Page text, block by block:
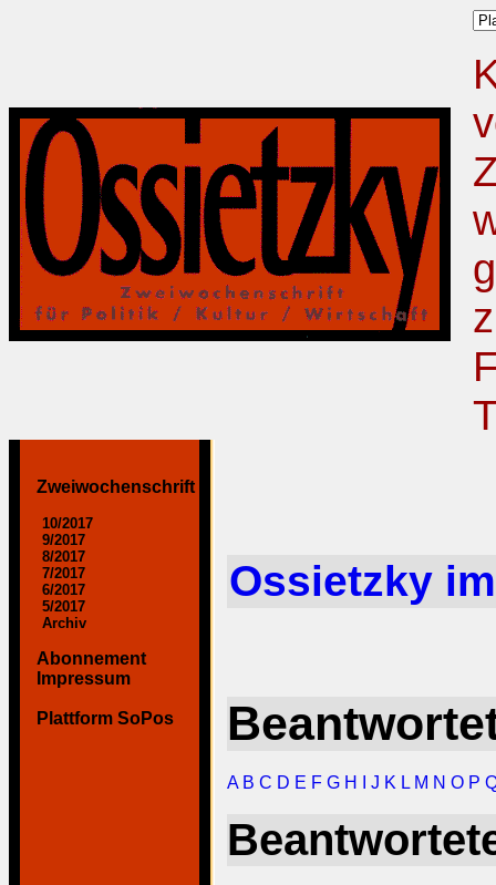
Zweiwochenschrift
10/2017
9/2017
8/2017
7/2017
6/2017
5/2017
Archiv
Abonnement
Impressum
Plattform SoPos
Ossietzky
A B C D E F G H J K L M N O P